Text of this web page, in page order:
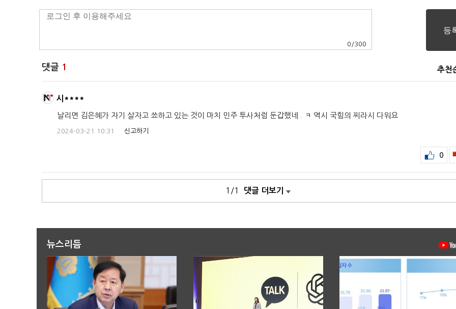
0 /300
댓글 1 추천
시****
날리면 김은혜가 자기 살자고 쑈하고 있는 것이 마치 민주 투사처럼 둔갑했네 . ㅋ 역시 국힘의 찌라시 다워요
2024-03-21 10:31 신고하기
0
1/1 댓글 더보기
뉴스리듬